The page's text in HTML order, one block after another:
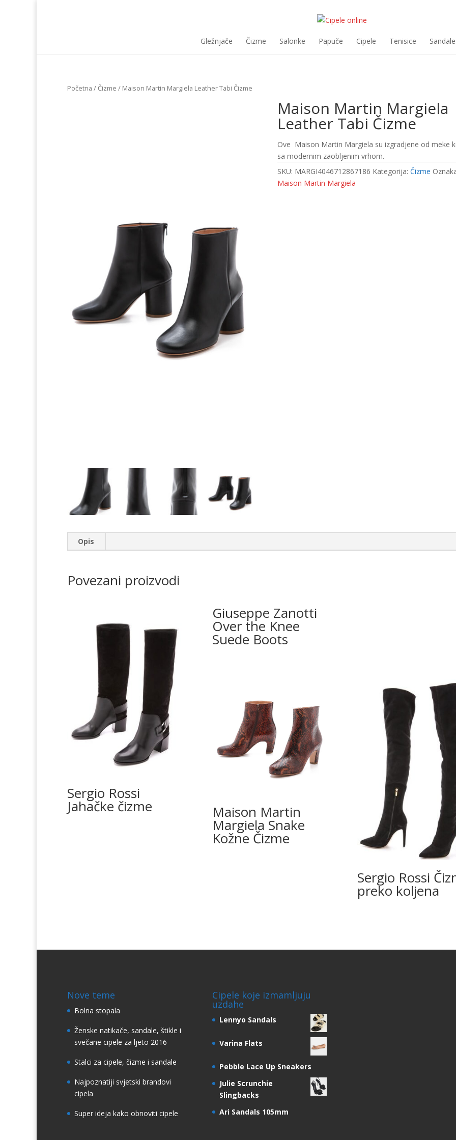
Gležnjače Čizme Salonke Papuče Cipele Tenisice Sandale
Početna /Čizme / Maison Martin Margiela Leather Tabi Čizme
Maison Martin Margiela
Leather Tabi Čizme
Ove Maison Martin Margiela su izgradjene od meke
sa modernim zaobljenim vrhom.
SKU: MARGI4046712867186 Kategorija:Čizme
Maison Martin Margiela
Opis
Povezani proizvodi
Sergio Rossi
Jahačke čizme
Giuseppe Zanotti
Over the Knee
Suede Boots
Maison Martin
Margiela Snake
Kožne Čizme
Sergio Rossi
preko koljena
Nove teme
Bolna stopala
Ženske natikače, sandale, štikle i
svečane cipele za ljeto 2016
Stalci za cipele, čizme i sandale
Najpoznatiji svjetski brandovi
cipela
Super ideja kako obnoviti cipele
Cipele koje izmamljuju
uzdahe
Lennyo Sandals
Varina Flats
Pebble Lace Up Sneakers
Julie Scrunchie
Slingbacks
Ari Sandals 105mm